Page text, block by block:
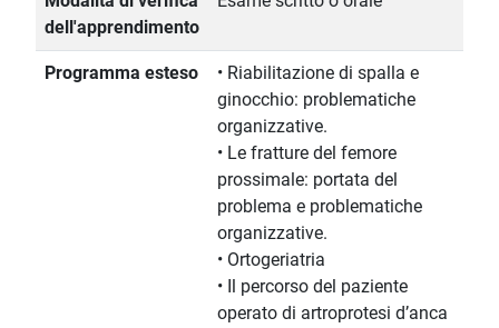
dell'apprendimento
Programma esteso
• Riabilitazione di spalla e
ginocchio: problematiche
organizzative.
• Le fratture del femore
prossimale: portata del
problema e problematiche
organizzative.
• Ortogeriatria
• Il percorso del paziente
operato di artroprotesi d’anca